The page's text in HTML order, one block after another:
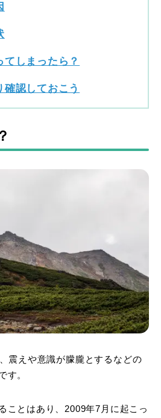
しまったら？
認しておこう
震えや意識が朦朧とするなどの
す。
ことはあり、2009年7月に起こっ